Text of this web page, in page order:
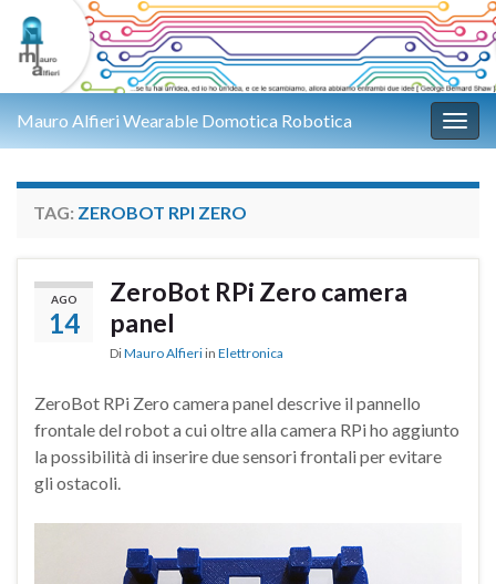
Mauro Alfieri Wearable Domotica Robotica
TAG: ZEROBOT RPI ZERO
AGO
14
ZeroBot RPi Zero camera
panel
DiMauro Alfieri in Elettronica
ZeroBot RPi Zero camera panel descrive il pannello
frontale del robot a cui oltre alla camera RPi ho aggiunto
la possibilità di inserire due sensori frontali per evitare
gli ostacoli.